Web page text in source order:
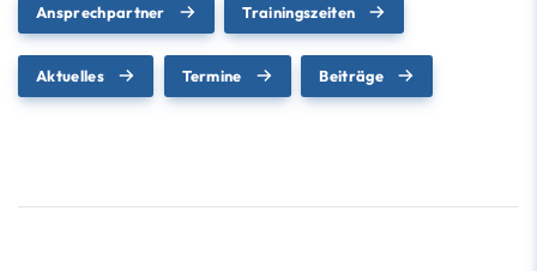
Ansprechpartner Trainingszeiten
Aktuelles Termine Beiträge